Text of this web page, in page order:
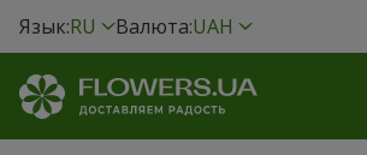
Язык:RU Валюта:UAH